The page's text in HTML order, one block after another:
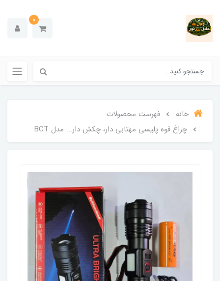
0
خانه
فهرست محصولات
چراغ قوه پلیسی مهتابی دار، چکش دار... مدل BCT